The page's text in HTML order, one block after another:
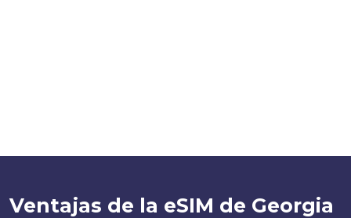
Ventajas de la eSIM de Georgia